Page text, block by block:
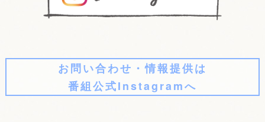
お問い合わせ・情報提供は
番組公式Instagramへ